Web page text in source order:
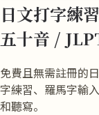
日文打字練習
五十音 /
免費且無需註冊的
字練習、羅馬字輸
和聽寫。